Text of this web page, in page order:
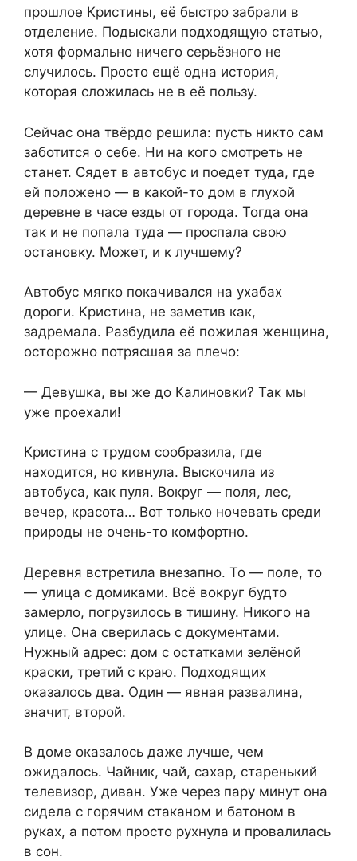
прошлое Кристины, её быстро забрали в
отделение. Подыскали подходящую статью,
хотя формально ничего серьёзного не
случилось. Просто ещё одна история,
которая сложилась не в её пользу.
Сейчас она твёрдо решила: пусть никто сам
заботится о себе. Ни на кого смотреть не
станет. Сядет в автобус и поедет туда, где
ей положено — в какой-то дом в глухой
деревне в часе езды от города. Тогда она
так и не попала туда — проспала свою
остановку. Может, и к лучшему?
Автобус мягко покачивался на ухабах
дороги. Кристина, не заметив как,
задремала. Разбудила её пожилая женщина,
осторожно потрясшая за плечо:
— Девушка, вы же до Калиновки? Так мы
уже проехали!
Кристина с трудом сообразила, где
находится, но кивнула. Выскочила из
автобуса, как пуля. Вокруг — поля, лес,
вечер, красота… Вот только ночевать среди
природы не очень-то комфортно.
Деревня встретила внезапно. То — поле, то
— улица с домиками. Всё вокруг будто
замерло, погрузилось в тишину. Никого на
улице. Она сверилась с документами.
Нужный адрес: дом с остатками зелёной
краски, третий с краю. Подходящих
оказалось два. Один — явная развалина,
значит, второй.
В доме оказалось даже лучше, чем
ожидалось. Чайник, чай, сахар, старенький
телевизор, диван. Уже через пару минут она
сидела с горячим стаканом и батоном в
руках, а потом просто рухнула и провалилась
в сон.